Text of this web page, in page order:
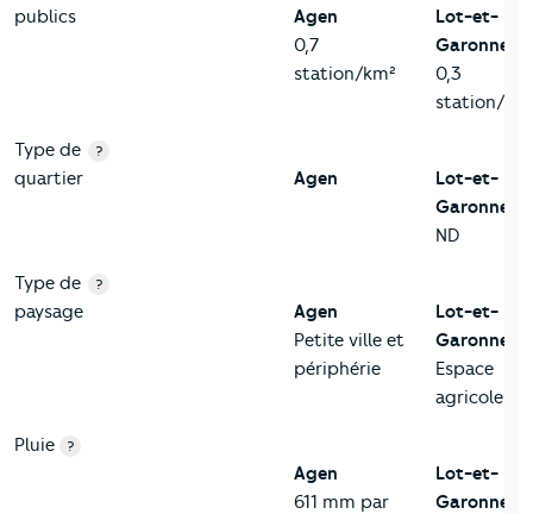
publics
Agen
0,7
station/km²
Lot-et-
Garonne
0,3
station/
Type de
quartier
?
Agen
Lot-et-
Garonne
ND
Type de
paysage
?
Agen
Petite ville et
périphérie
Lot-et-
Garonne
Espace
agricole
Pluie ?
Agen
611 mm par
Lot-et-
Garonne